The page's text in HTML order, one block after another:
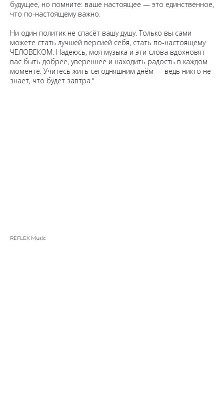
будущее, но помните: ваше настоящее — это единственное,
что по-настоящему важно.
Ни один политик не спасёт вашу душу. Только вы сами
можете стать лучшей версией себя, стать по-настоящему
ЧЕЛОВЕКОМ. Надеюсь, моя музыка и эти слова вдохновят
вас быть добрее, увереннее и находить радость в каждом
моменте. Учитесь жить сегодняшним днём — ведь никто не
знает, что будет завтра."
REFLEX Music